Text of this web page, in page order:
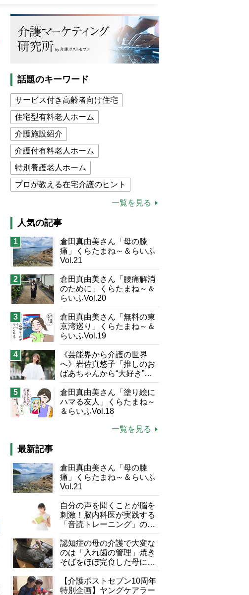
話題のキーワード
サービス付き高齢者向け住宅
住宅型有料老人ホーム
介護施設紹介
介護付有料老人ホーム
特別養護老人ホーム
プロが教える在宅介護のヒント
介護食
高木ブー
ケアマネジャー
猫が母になつきません
息子の遠距離介護サバイバル術
兄がボケました
便利なサービス
予防法
一覧を見る
人気の記事
1
倉田真由美さん「母の膝
痛」くらたまね～＆らいふ
Vol.21
2
倉田真由美さん「腰痛解消
のために」くらたまね～＆
らいふVol.20
3
倉田真由美さん「無料の東
京湾巡り」くらたまね～＆
らいふVol.19
4
《芸能界から介護の世界
へ》岩佐真悠子「推しのお
ばあちゃんから“大好き”を
もらえる」理不尽さも吹き
飛ぶ“やりがい”、介護の現
場は「愛おしい」
5
倉田真由美さん「塗り絵に
ハマる友人」くらたまね～
＆らいふVol.18
一覧を見る
最新記事
倉田真由美さん「母の膝
痛」くらたまね～＆らいふ
Vol.21
自分の声を聞くことが脳を
刺激！脳内科医が実践する
「音読トレーニング」の極
意
認知症の母の介護で大変な
のは「入れ歯の管理」焼き
そばをほぼ完食した母に息
子が血の気が引いた理由
【介護ポストセブン10周年
特別企画】ヤングケアラー